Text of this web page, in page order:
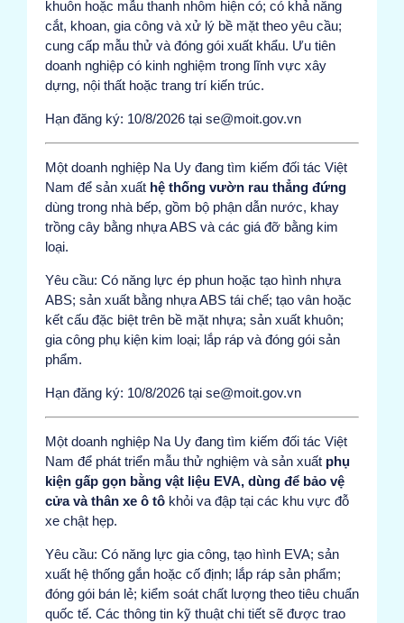
khuôn hoặc mẫu thanh nhôm hiện có; có khả năng
cắt, khoan, gia công và xử lý bề mặt theo yêu cầu;
cung cấp mẫu thử và đóng gói xuất khẩu. Ưu tiên
doanh nghiệp có kinh nghiệm trong lĩnh vực xây
dựng, nội thất hoặc trang trí kiến trúc.
Hạn đăng ký: 10/8/2026 tại se@moit.gov.vn
Một doanh nghiệp Na Uy đang tìm kiếm đối tác Việt
Nam để sản xuất hệ thống vườn rau thẳng đứng
dùng trong nhà bếp, gồm bộ phận dẫn nước, khay
trồng cây bằng nhựa ABS và các giá đỡ bằng kim
loại.
Yêu cầu: Có năng lực ép phun hoặc tạo hình nhựa
ABS; sản xuất bằng nhựa ABS tái chế; tạo vân hoặc
kết cấu đặc biệt trên bề mặt nhựa; sản xuất khuôn;
gia công phụ kiện kim loại; lắp ráp và đóng gói sản
phẩm.
Hạn đăng ký: 10/8/2026 tại se@moit.gov.vn
Một doanh nghiệp Na Uy đang tìm kiếm đối tác Việt
Nam để phát triển mẫu thử nghiệm và sản xuất phụ
kiện gấp gọn bằng vật liệu EVA, dùng để bảo vệ
cửa và thân xe ô tô khỏi va đập tại các khu vực đỗ
xe chật hẹp.
Yêu cầu: Có năng lực gia công, tạo hình EVA; sản
xuất hệ thống gắn hoặc cố định; lắp ráp sản phẩm;
đóng gói bán lẻ; kiểm soát chất lượng theo tiêu chuẩn
quốc tế. Các thông tin kỹ thuật chi tiết sẽ được trao